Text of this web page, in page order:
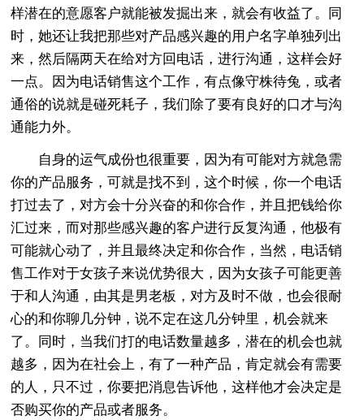
样潜在的意愿客户就能被发掘出来，就会有收益了。同
时，她还让我把那些对产品感兴趣的用户名字单独列出
来，然后隔两天在给对方回电话，进行沟通，这样会好
一点。因为电话销售这个工作，有点像守株待兔，或者
通俗的说就是碰死耗子，我们除了要有良好的口才与沟
通能力外。
自身的运气成份也很重要，因为有可能对方就急需
你的产品服务，可就是找不到，这个时候，你一个电话
打过去了，对方会十分兴奋的和你合作，并且把钱给你
汇过来，而对那些感兴趣的客户进行反复沟通，他极有
可能就心动了，并且最终决定和你合作，当然，电话销
售工作对于女孩子来说优势很大，因为女孩子可能更善
于和人沟通，由其是男老板，对方及时不做，也会很耐
心的和你聊几分钟，说不定在这几分钟里，机会就来
了。同时，当我们打的电话数量越多，潜在的机会也就
越多，因为在社会上，有了一种产品，肯定就会有需要
的人，只不过，你要把消息告诉他，这样他才会决定是
否购买你的产品或者服务。